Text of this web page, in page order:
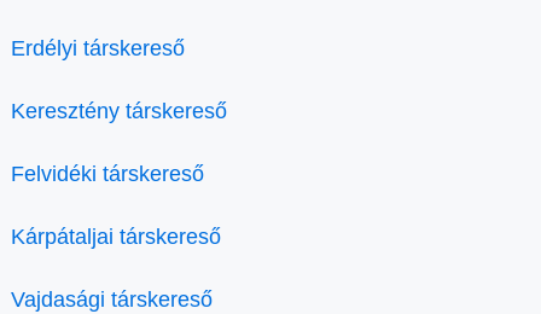
Erdélyi társkereső
Keresztény társkereső
Felvidéki társkereső
Kárpátaljai társkereső
Vajdasági társkereső